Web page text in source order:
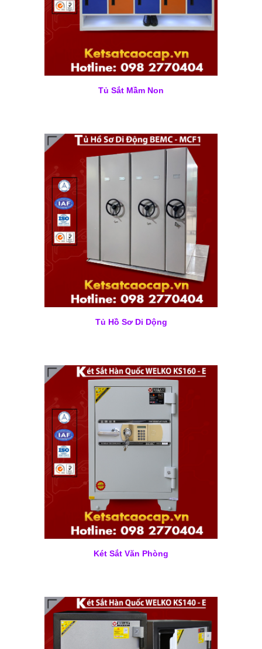
Tủ Sắt Mầm Non
Tủ Hồ Sơ Di Dộng
Két Sắt Văn Phòng